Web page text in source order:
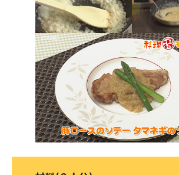
ＹＢＣオンデマンド
やまがた情熱市場